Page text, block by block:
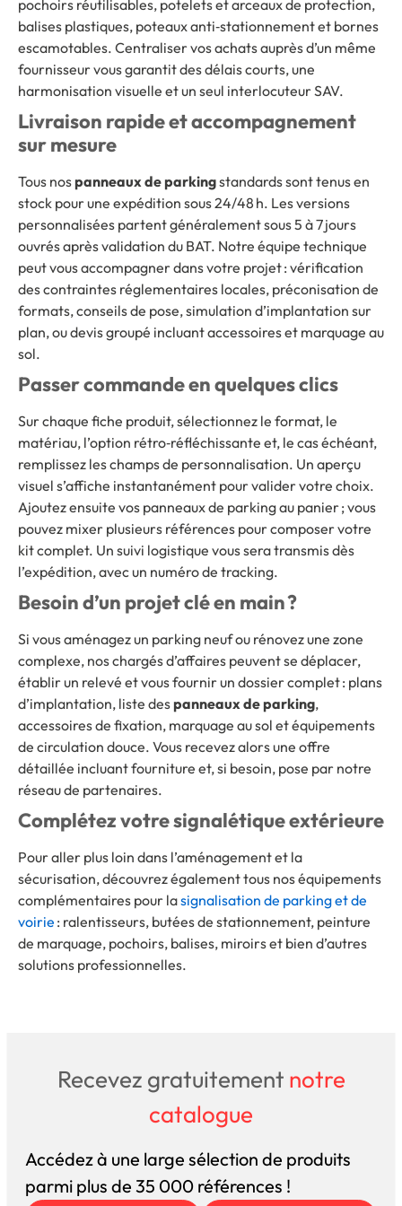
pochoirs réutilisables, potelets et arceaux de protection,
balises plastiques, poteaux anti‑stationnement et bornes
escamotables. Centraliser vos achats auprès d’un même
fournisseur vous garantit des délais courts, une
harmonisation visuelle et un seul interlocuteur SAV.
Livraison rapide et accompagnement
sur mesure
Tous nospanneaux de parkingstandards sont tenus en
stock pour une expédition sous 24/48 h. Les versions
personnalisées partent généralement sous 5 à 7 jours
ouvrés après validation du BAT. Notre équipe technique
peut vous accompagner dans votre projet : vérification
des contraintes réglementaires locales, préconisation de
formats, conseils de pose, simulation d’implantation sur
plan, ou devis groupé incluant accessoires et marquage au
sol.
Passer commande en quelques clics
Sur chaque fiche produit, sélectionnez le format, le
matériau, l’option rétro‑réfléchissante et, le cas échéant,
remplissez les champs de personnalisation. Un aperçu
visuel s’affiche instantanément pour valider votre choix.
Ajoutez ensuite vos panneaux de parking au panier ; vous
pouvez mixer plusieurs références pour composer votre
kit complet. Un suivi logistique vous sera transmis dès
l’expédition, avec un numéro de tracking.
Besoin d’un projet clé en main ?
Si vous aménagez un parking neuf ou rénovez une zone
complexe, nos chargés d’affaires peuvent se déplacer,
établir un relevé et vous fournir un dossier complet : plans
d’implantation, liste despanneaux de parking,
accessoires de fixation, marquage au sol et équipements
de circulation douce. Vous recevez alors une offre
détaillée incluant fourniture et, si besoin, pose par notre
réseau de partenaires.
Complétez votre signalétique extérieure
Pour aller plus loin dans l’aménagement et la
sécurisation, découvrez également tous nos équipements
complémentaires pour lasignalisation de parking et de
voirie : ralentisseurs, butées de stationnement, peinture
de marquage, pochoirs, balises, miroirs et bien d’autres
solutions professionnelles.
Recevez gratuitement notre
catalogue
Accédez à une large sélection de produits
parmi plus de 35 000 références !